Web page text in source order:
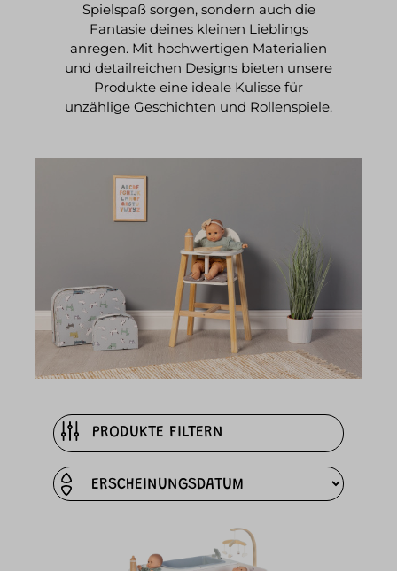
Spielspaß sorgen, sondern auch die
Fantasie deines kleinen Lieblings
anregen. Mit hochwertigen Materialien
und detailreichen Designs bieten unsere
Produkte eine ideale Kulisse für
unzählige Geschichten und Rollenspiele.
PRODUKTE FILTERN